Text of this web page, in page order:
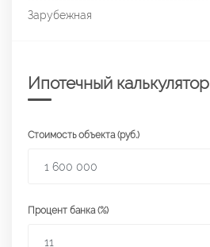
Зарубежная
Ипотечный калькулятор
Стоимость объекта (руб.)
Процент банка (%)